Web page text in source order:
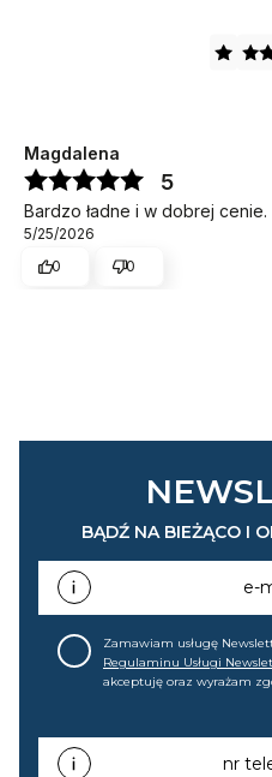
Magdalena
5
Bardzo ładne i w dobrej cenie.
5/25/2026
0
0
BĄDŹ NA BIEŻĄCO I
e-
Zamawiam usługę
Regulaminu Usługi
akceptuję oraz wyrażam
promocjach,
każdej chwili cofnąć.nr